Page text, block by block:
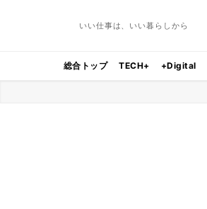
いい仕事は、いい暮らしから
総合トップ TECH+ +Digital